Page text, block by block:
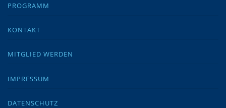
PROGRAMM
KONTAKT
MITGLIED WERDEN
IMPRESSUM
DATENSCHUTZ